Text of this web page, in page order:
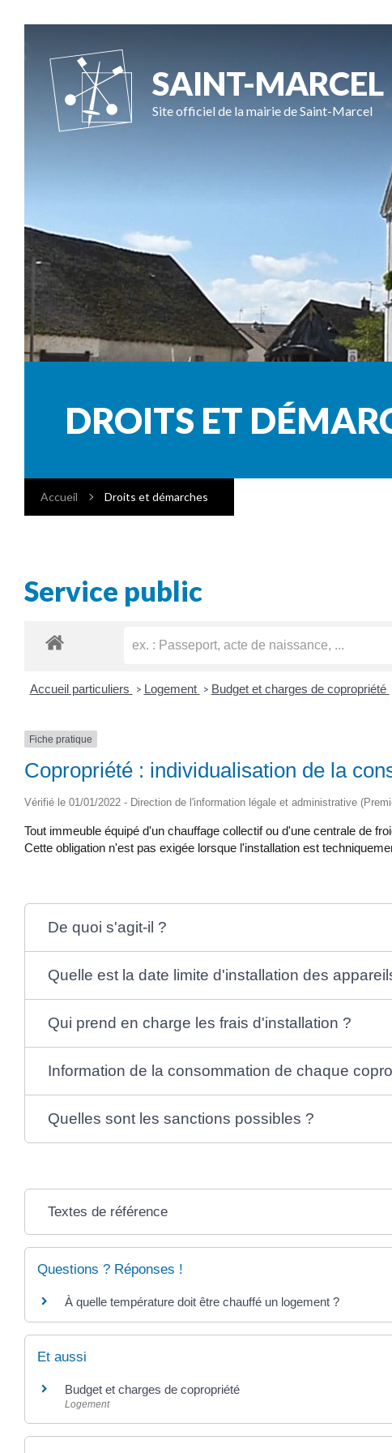
SAINT-MARCEL
Site officiel de la mairie de Saint-Marcel
DROITS ET
Accueil Droits et démarches
Service public
Accueil particuliers > Logement > Budget et charges de copropriété
Fiche pratique
Copropriété : individualisation de la
Vérifié le 01/01/2022 - Direction de l'information légale et administrative
Tout immeuble équipé d'un chauffage collectif ou d'une centrale de
Cette obligation n'est pas exigée lorsque l'installation est
De quoi s'agit-il ?
Quelle est la date limite d'installation des
Qui prend en charge les frais d'installation ?
Information de la consommation de chaque
Quelles sont les sanctions possibles ?
Textes de référence
Questions ? Réponses !
À quelle température doit être chauffé un logement ?
Et aussi
Budget et charges de copropriété
Logement